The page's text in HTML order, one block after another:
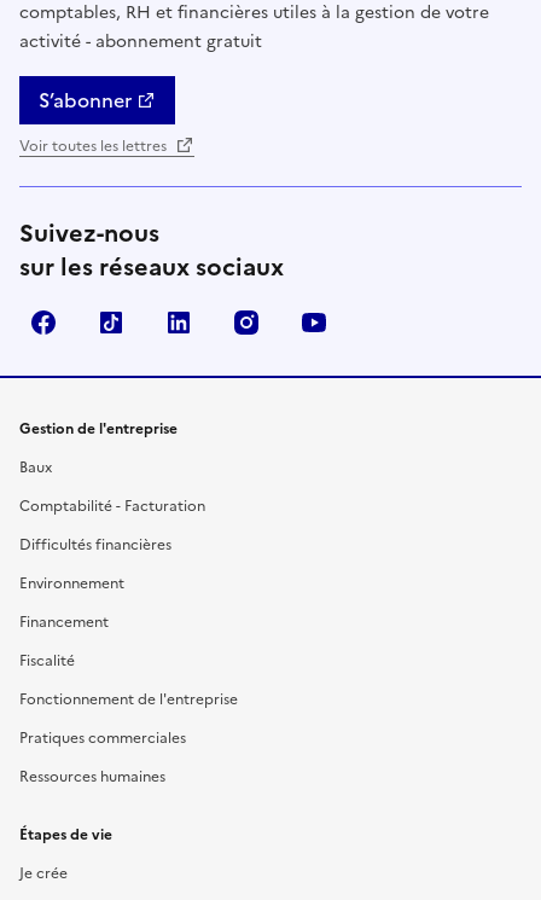
comptables, RH et financières utiles à la gestion de votre
activité - abonnement gratuit
S’abonner
Voir toutes les lettres
Suivez-nous
sur les réseaux sociaux
FacebookTikTok Linkedin Instagram
Gestion de l'entreprise
Baux
Comptabilité - Facturation
Difficultés financières
Environnement
Financement
Fiscalité
Fonctionnement de l'entreprise
Pratiques commerciales
Ressources humaines
Étapes de vie
Je crée